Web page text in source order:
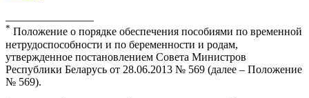
* Положение о порядке обеспечения пособиями по временной
нетрудоспособности и по беременности и родам,
утвержденное постановлением Совета Министров
Республики Беларусь от 28.06.2013 № 569 (далее – Положение
№ 569).